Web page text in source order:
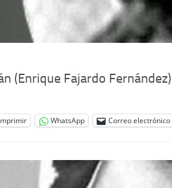
(Enrique Fajardo Fernández)
WhatsApp Correo electrónico